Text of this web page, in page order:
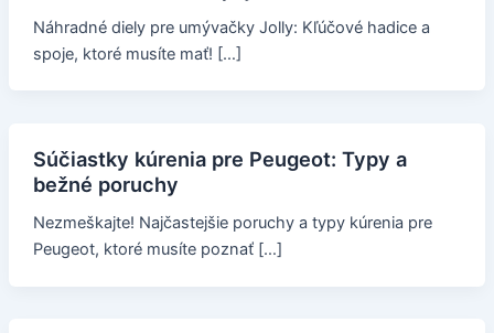
Náhradné diely pre umývačky Jolly: Kľúčové hadice a
spoje, ktoré musíte mať! […]
Súčiastky kúrenia pre Peugeot: Typy a
bežné poruchy
Nezmeškajte! Najčastejšie poruchy a typy kúrenia pre
Peugeot, ktoré musíte poznať […]